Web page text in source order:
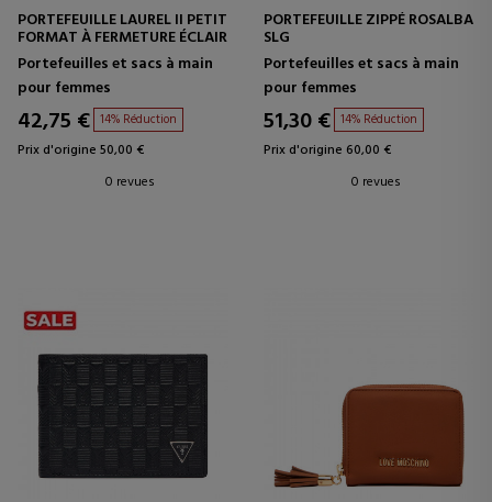
PORTEFEUILLE LAUREL II PETIT
FORMAT À FERMETURE ÉCLAIR
Portefeuilles et sacs à main
pour femmes
42,75 € 14% Réduction
Prix d'origine 50,00 €
0 revues
PORTEFEUILLE ZIPPÉ ROSALBA
SLG
Portefeuilles et sacs à main
pour femmes
51,30 € 14% Réduction
Prix d'origine 60,00 €
0 revues